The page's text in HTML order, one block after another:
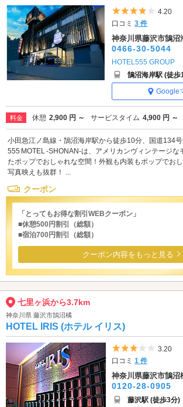
5つ星
4.20
口コミ3 件
神奈川県藤沢市鵠沼
0466-30-5044
HOTEL555 GROUP
鵠沼海岸駅 (徒歩
Google
料金 休憩 2,900 円 ～ サービスタイム 4,900 円 ～
小田急江ノ島線・鵠沼海岸駅から徒歩10分、国道134
555 MOTEL -SHONAN-は、アメリカンヴィンテージな
たポップでおしゃれな空間！外観も内装もポップでおし
写真映えも抜群！ ...
クーポン
「とってもお得な割引WEBクーポン」
■休憩500円割引（総額）
■宿泊700円割引（総額）
クーポン内容をもっと見る
七里ヶ浜から3.7km
神奈川県 藤沢市鵠沼橘
HOTEL IRIS (ホテル イリス)
5つ星
3.20
口コミ1 件
神奈川県藤沢市鵠沼
0120-28-0905
藤沢駅 (徒歩3分)